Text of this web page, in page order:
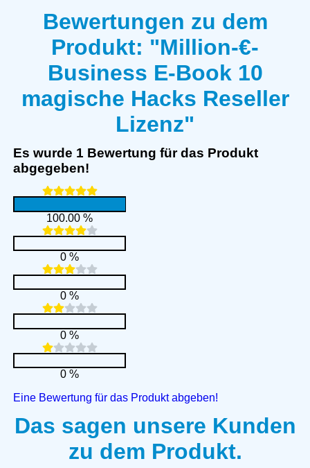
Bewertungen zu dem
Produkt: "Million-€-
Business E-Book 10
magische Hacks Reseller
Lizenz"
Es wurde 1 Bewertung für das Produkt
abgegeben!
100.00 %
0 %
0 %
0 %
0 %
Eine Bewertung für das Produkt abgeben!
Das sagen unsere Kunden
zu dem Produkt.